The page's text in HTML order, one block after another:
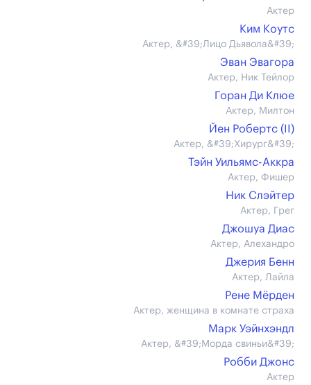
Актер
Ким Коутс
Актер, &#39;Лицо Дьявола&#39;
Эван Эвагора
Актер, Ник Тейлор
Горан Ди Клюе
Актер, Милтон
Йен Робертс (II)
Актер, &#39;Хирург&#39;
Тэйн Уильямс-Аккра
Актер, Фишер
Ник Слэйтер
Актер, Грег
Джошуа Диас
Актер, Алехандро
Джерия Бенн
Актер, Лайла
Рене Мёрден
Актер, женщина в комнате страха
Марк Уэйнхэндл
Актер, &#39;Морда свиньи&#39;
Робби Джонс
Актер